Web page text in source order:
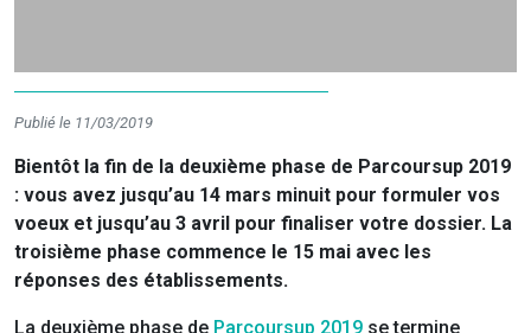
Publié le 11/03/2019
Bientôt la fin de la deuxième phase de Parcoursup 2019
: vous avez jusqu’au 14 mars minuit pour formuler vos
voeux et jusqu’au 3 avril pour finaliser votre dossier. La
troisième phase commence le 15 mai avec les
réponses des établissements.
La deuxième phase de Parcoursup 2019 se termine